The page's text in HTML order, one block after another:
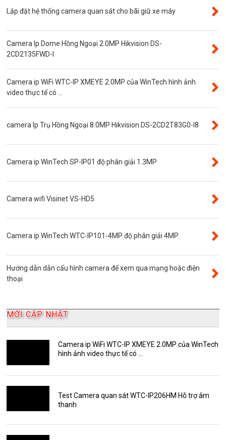
Độ phân giải 3.0MP
Camera CVI WinTech
Camera ngụy trang
Đầu ghi camera ip
Giới thiệu
VR Camera
YooSee
AKwell
Bảng Báo Giá AKwell
Bộ Camera Quan sát
Camera Zoom
HDParagon
Phụ Kiện Điện Thoại AKwell
Pin Sạc dự phòng AKwell
Thông báo
Lắp đặt hệ thống camera quan sát cho bãi giữ xe máy
Camera Ip Dome Hồng Ngoại 2.0MP Hikvision DS-
2CD2135FWD-I
Camera ip WiFi WTC-IP XMEYE 2.0MP của WinTech hình ảnh
video thực tế có ...
camera Ip Trụ Hồng Ngoại 8.0MP Hikvision DS-2CD2T83G0-I8
Camera ip WinTech SP-IP01 độ phân giải 1.3MP
Camera wifi Visinet VS-HD5
Camera ip WinTech WTC-IP101-4MP độ phân giải 4MP
Hướng dẫn dẫn cấu hình camera để xem qua mạng hoặc điện
thoại
MỚI CẬP NHẬT
Camera ip WiFi WTC-IP XMEYE 2.0MP của WinTech
hình ảnh video thực tế có ...
Test Camera quan sát WTC-IP206HM Hỗ trợ âm
thanh